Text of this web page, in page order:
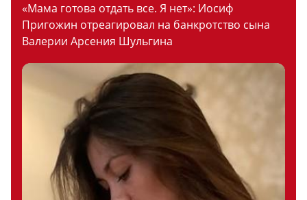
«Мама готова отдать все. Я нет»: Иосиф
Пригожин отреагировал на банкротство сына
Валерии Арсения Шульгина